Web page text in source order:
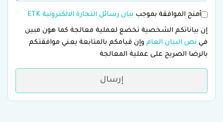
أمنح الموافقة بموجب بيان رسائل التجارة الالكترونية ETK
إن بياناتكم الشخصية تخضع لعملية معالجة كما هون مبين
في نص البيان العام وإن قيامكم بالمتابعة يعني موافقتكم
بالرضا الصريح على عملية المعالجة
إرسال